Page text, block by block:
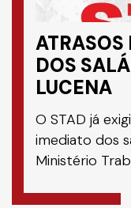
ATRASOS
DOS
LUCENA
O STAD já
imediato dos
Ministério